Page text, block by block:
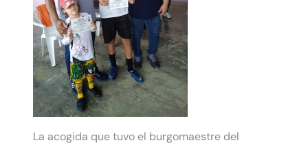
La acogida que tuvo el burgomaestre del